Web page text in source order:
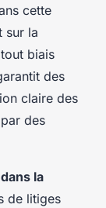
cette
sur la
biais
des
claire des
des
la
de litiges